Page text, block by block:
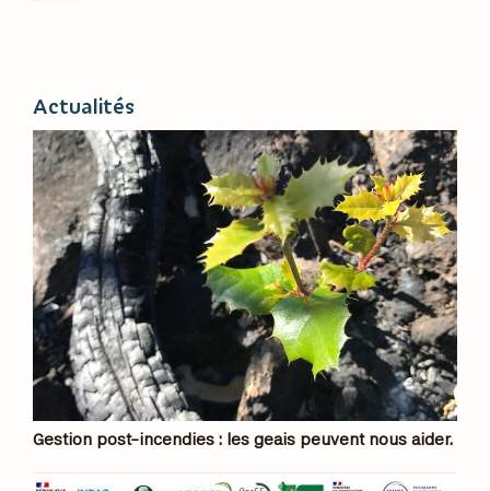
Actualités
Gestion post-incendies : les geais peuvent nous aider.